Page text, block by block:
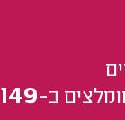
ב-149